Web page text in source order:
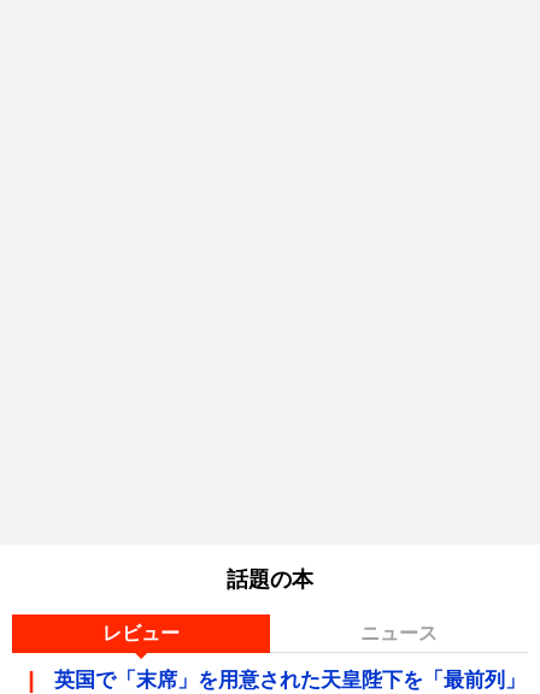
話題の本
レビュー ニュース
英国で「末席」を用意された天皇陛下を「最前列」